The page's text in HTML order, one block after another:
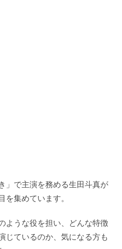
」で主演を務める生田斗真が
を集めています。
ような役を担い、どんな特徴
じているのか、気になる方も